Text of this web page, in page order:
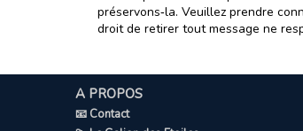
préservons‑la. Veuillez prendre
droit de retirer tout message ne
A PROPOS
📧 Contact